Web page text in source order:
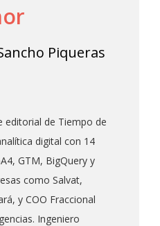
Piqueras
editorial de Tiempo de
digital con 14
GTM, BigQuery y
como Salvat,
y COO Fraccional
Ingeniero